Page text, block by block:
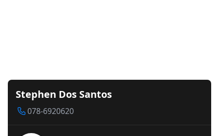
Stephen Dos Santos
078-6920620